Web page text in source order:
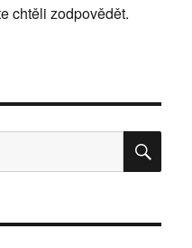
chtěli zodpovědět.